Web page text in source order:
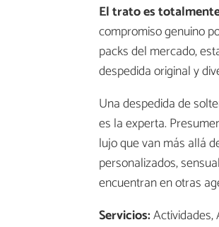
El trato es
compromiso genuino
packs del mercado,
despedida original y
Una despedida de
es la experta.
lujo que van más allá
personalizados,
encuentran en otras
Servicios:Actividades,